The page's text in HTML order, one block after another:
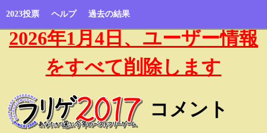
2023投票 ヘルプ 過去の結果
2026年1月4日、ユーザー情報
をすべて削除します
コメント